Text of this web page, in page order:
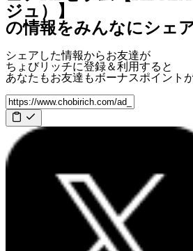
ジュ）】
の情報をみんなにシェ
シェアした情報からお友達が
ちょびリッチに登録＆利用すると
あなたもお友達もボーナスポイント